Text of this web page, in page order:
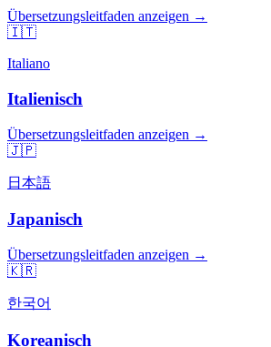
Übersetzungsleitfaden anzeigen →
🇮🇹
Italiano
Italienisch
Übersetzungsleitfaden anzeigen →
🇯🇵
日本語
Japanisch
Übersetzungsleitfaden anzeigen →
🇰🇷
한국어
Koreanisch